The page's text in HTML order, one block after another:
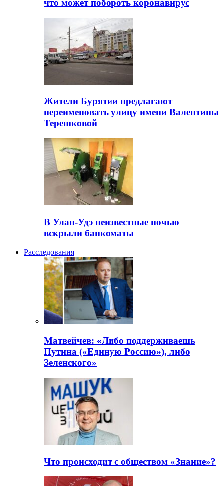
что может побороть коронавирус
Жители Бурятии предлагают
переименовать улицу имени Валентины
Терешковой
В Улан-Удэ неизвестные ночью
вскрыли банкоматы
Расследования
Матвейчев: «Либо поддерживаешь
Путина («Единую Россию»), либо
Зеленского»
Что происходит с обществом «Знание»?